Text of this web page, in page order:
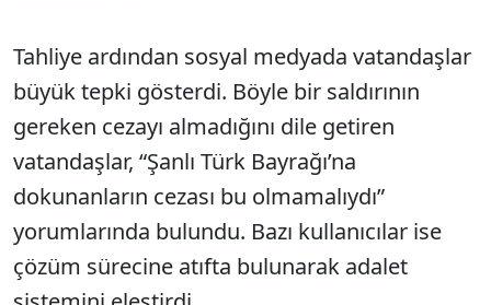
Tahliye ardından sosyal medyada vatandaşlar
büyük tepki gösterdi. Böyle bir saldırının
gereken cezayı almadığını dile getiren
vatandaşlar, “Şanlı Türk Bayrağı’na
dokunanların cezası bu olmamalıydı”
yorumlarında bulundu. Bazı kullanıcılar ise
çözüm sürecine atıfta bulunarak adalet